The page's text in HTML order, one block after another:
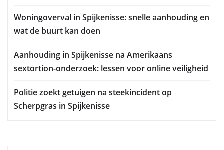
Woningoverval in Spijkenisse: snelle aanhouding en
wat de buurt kan doen
Aanhouding in Spijkenisse na Amerikaans
sextortion-onderzoek: lessen voor online veiligheid
Politie zoekt getuigen na steekincident op
Scherpgras in Spijkenisse